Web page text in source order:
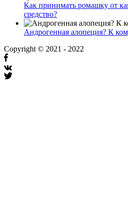
Как принимать ромашку от
средство?
Андрогенная алопеция? К
Copyright © 2021 - 2022